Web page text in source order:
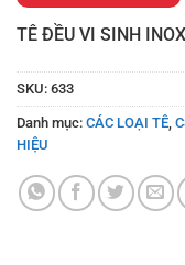
TÊ ĐỀU VI SINH
SKU: 633
Danh mục: CÁC LOẠI TÊ
HIỆU